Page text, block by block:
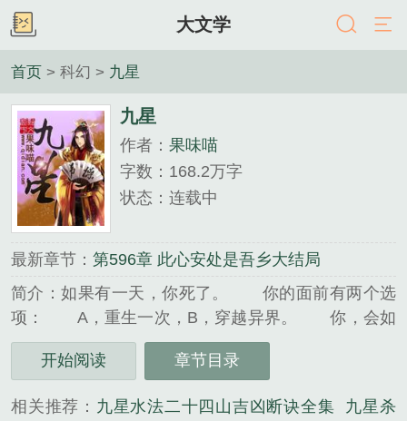
大文学
首页 > 科幻 > 九星
九星
作者： 果味喵
字数：168.2万字
状态：连载中
最新章节： 第596章 此心安处是吾乡大结局
简介：如果有一天，你死了。 你的面前有两个选
项： A，重生一次，B，穿越异界。 你，会如
何选择？ …… 扬扇放歌三千里，笑引凶星入
命宫！ 一个无名刺......
开始阅读 章节目录
相关推荐： 九星水法二十四山吉凶断诀全集
九星杀